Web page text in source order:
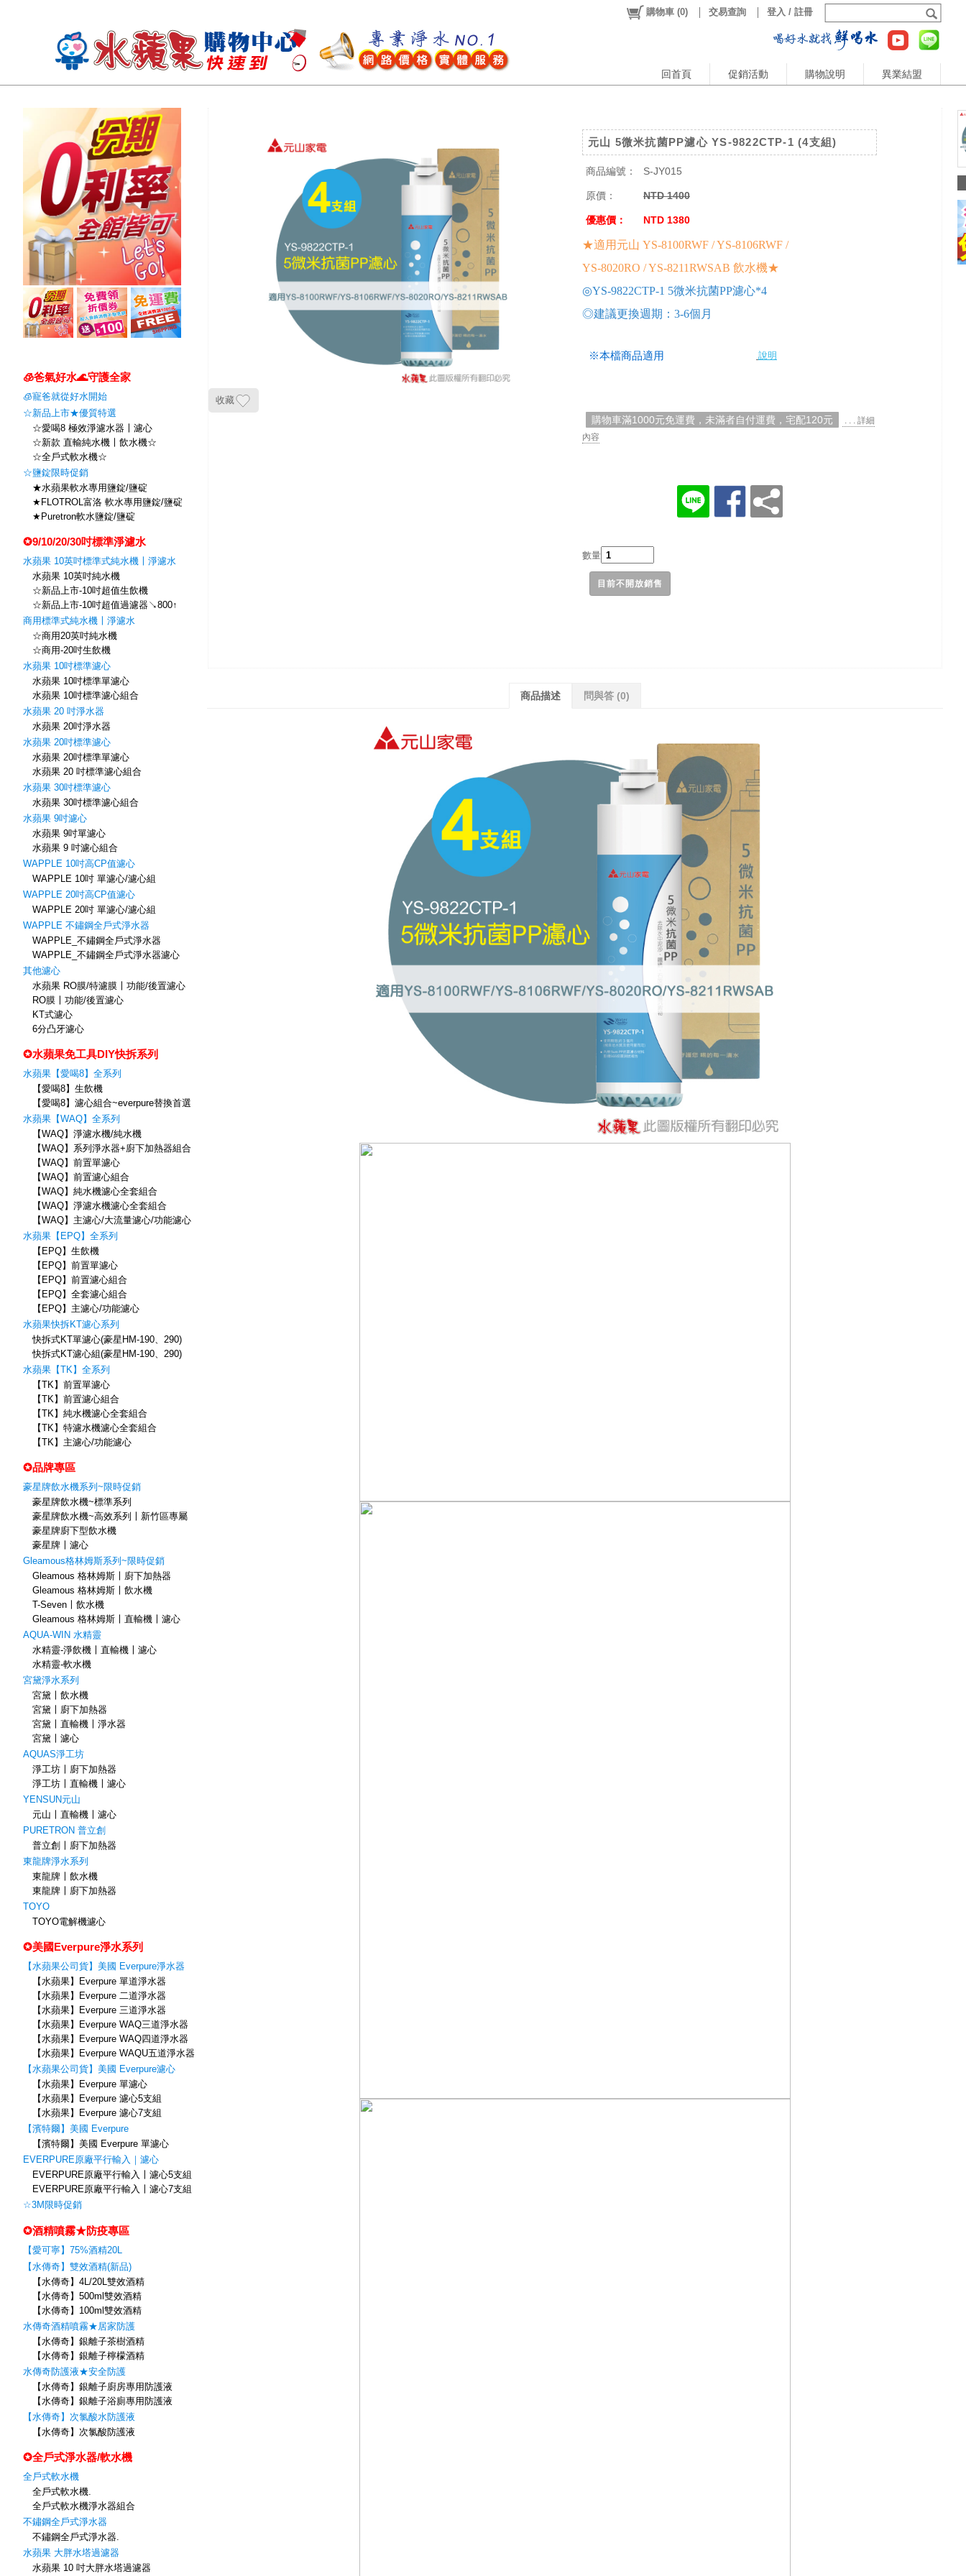
回首頁 促銷活動 購物說明 異業結盟
購物車 (0) 交易查詢 登入 / 註冊
🧊爸氣好水🌊守護全家
🧊寵爸就從好水開始
☆新品上市★優質特選
☆愛喝8 極效淨濾水器〡濾心
☆新款 直輸純水機〡飲水機☆
☆全戶式軟水機☆
☆鹽錠限時促銷
★水蘋果軟水專用鹽錠/鹽碇
★FLOTROL富洛 軟水專用鹽錠/鹽碇
★Puretron軟水鹽錠/鹽碇
✪9/10/20/30吋標準淨濾水
水蘋果 10英吋標準式純水機〡淨濾水
水蘋果 10英吋純水機
☆新品上市-10吋超值生飲機
☆新品上市-10吋超值過濾器↘800↑
商用標準式純水機〡淨濾水
☆商用20英吋純水機
☆商用-20吋生飲機
水蘋果 10吋標準濾心
水蘋果 10吋標準單濾心
水蘋果 10吋標準濾心組合
水蘋果 20 吋淨水器
水蘋果 20吋淨水器
水蘋果 20吋標準濾心
水蘋果 20吋標準單濾心
水蘋果 20 吋標準濾心組合
水蘋果 30吋標準濾心
水蘋果 30吋標準濾心組合
水蘋果 9吋濾心
水蘋果 9吋單濾心
水蘋果 9 吋濾心組合
WAPPLE 10吋高CP值濾心
WAPPLE 10吋 單濾心/濾心組
WAPPLE 20吋高CP值濾心
WAPPLE 20吋 單濾心/濾心組
WAPPLE 不鏽鋼全戶式淨水器
WAPPLE_不鏽鋼全戶式淨水器
WAPPLE_不鏽鋼全戶式淨水器濾心
其他濾心
水蘋果 RO膜/特濾膜〡功能/後置濾心
RO膜〡功能/後置濾心
KT式濾心
6分凸牙濾心
✪水蘋果免工具DIY快拆系列
水蘋果【愛喝8】全系列
【愛喝8】生飲機
【愛喝8】濾心組合~everpure替換首選
水蘋果【WAQ】全系列
【WAQ】淨濾水機/純水機
【WAQ】系列淨水器+廚下加熱器組合
【WAQ】前置單濾心
【WAQ】前置濾心組合
【WAQ】純水機濾心全套組合
【WAQ】淨濾水機濾心全套組合
【WAQ】主濾心/大流量濾心/功能濾心
水蘋果【EPQ】全系列
【EPQ】生飲機
【EPQ】前置單濾心
【EPQ】前置濾心組合
【EPQ】全套濾心組合
【EPQ】主濾心/功能濾心
水蘋果快拆KT濾心系列
快拆式KT單濾心(豪星HM-190、290)
快拆式KT濾心組(豪星HM-190、290)
水蘋果【TK】全系列
【TK】前置單濾心
【TK】前置濾心組合
【TK】純水機濾心全套組合
【TK】特濾水機濾心全套組合
【TK】主濾心/功能濾心
✪品牌專區
豪星牌飲水機系列~限時促銷
豪星牌飲水機~標準系列
豪星牌飲水機~高效系列〡新竹區專屬
豪星牌廚下型飲水機
豪星牌〡濾心
Gleamous格林姆斯系列~限時促銷
Gleamous 格林姆斯〡廚下加熱器
Gleamous 格林姆斯〡飲水機
T-Seven〡飲水機
Gleamous 格林姆斯〡直輸機〡濾心
AQUA-WIN 水精靈
水精靈-淨飲機〡直輸機〡濾心
水精靈-軟水機
宮黛淨水系列
宮黛〡飲水機
宮黛〡廚下加熱器
宮黛〡直輸機〡淨水器
宮黛〡濾心
AQUAS淨工坊
淨工坊〡廚下加熱器
淨工坊〡直輸機〡濾心
YENSUN元山
元山〡直輸機〡濾心
PURETRON 普立創
普立創〡廚下加熱器
東龍牌淨水系列
東龍牌〡飲水機
東龍牌〡廚下加熱器
TOYO
TOYO電解機濾心
✪美國Everpure淨水系列
【水蘋果公司貨】美國 Everpure淨水器
【水蘋果】Everpure 單道淨水器
【水蘋果】Everpure 二道淨水器
【水蘋果】Everpure 三道淨水器
【水蘋果】Everpure WAQ三道淨水器
【水蘋果】Everpure WAQ四道淨水器
【水蘋果】Everpure WAQU五道淨水器
【水蘋果公司貨】美國 Everpure濾心
【水蘋果】Everpure 單濾心
【水蘋果】Everpure 濾心5支組
【水蘋果】Everpure 濾心7支組
【濱特爾】美國 Everpure
【濱特爾】美國 Everpure 單濾心
EVERPURE原廠平行輸入｜濾心
EVERPURE原廠平行輸入〡濾心5支組
EVERPURE原廠平行輸入〡濾心7支組
☆3M限時促銷
✪酒精噴霧★防疫專區
【愛可寧】75%酒精20L
【水傳奇】雙效酒精(新品)
【水傳奇】4L/20L雙效酒精
【水傳奇】500ml雙效酒精
【水傳奇】100ml雙效酒精
水傳奇酒精噴霧★居家防護
【水傳奇】銀離子茶樹酒精
【水傳奇】銀離子檸檬酒精
水傳奇防護液★安全防護
【水傳奇】銀離子廚房專用防護液
【水傳奇】銀離子浴廁專用防護液
【水傳奇】次氯酸水防護液
【水傳奇】次氯酸防護液
✪全戶式淨水器/軟水機
全戶式軟水機
全戶式軟水機.
全戶式軟水機淨水器組合
不鏽鋼全戶式淨水器
不鏽鋼全戶式淨水器.
水蘋果 大胖水塔過濾器
水蘋果 10 吋大胖水塔過濾器
收藏
元山 5微米抗菌PP濾心 YS-9822CTP-1 (4支組)
商品編號： S-JY015
原價： NTD 1400
優惠價： NTD 1380
★適用元山 YS-8100RWF / YS-8106RWF /
YS-8020RO / YS-8211RWSAB 飲水機★
◎YS-9822CTP-1 5微米抗菌PP濾心*4
◎建議更換週期：3-6個月
※本檔商品適用 說明
購物車滿1000元免運費，未滿者自付運費，宅配120元
. . . 詳細
內容
數量
目前不開放銷售
商品描述 問與答 (0)